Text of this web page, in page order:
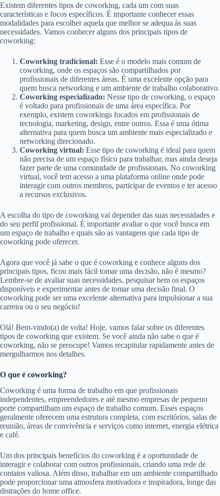
Existem diferentes tipos de coworking, cada um com suas
características e focos específicos. É importante conhecer essas
modalidades para escolher aquela que melhor se adequa às suas
necessidades. Vamos conhecer alguns dos principais tipos de
coworking:
Coworking tradicional: Esse é o modelo mais comum de
coworking, onde os espaços são compartilhados por
profissionais de diferentes áreas. É uma excelente opção para
quem busca networking e um ambiente de trabalho colaborativo.
Coworking especializado: Nesse tipo de coworking, o espaço
é voltado para profissionais de uma área específica. Por
exemplo, existem coworkings focados em profissionais de
tecnologia, marketing, design, entre outros. Essa é uma ótima
alternativa para quem busca um ambiente mais especializado e
networking direcionado.
Coworking virtual: Esse tipo de coworking é ideal para quem
não precisa de um espaço físico para trabalhar, mas ainda deseja
fazer parte de uma comunidade de profissionais. No coworking
virtual, você tem acesso a uma plataforma online onde pode
interagir com outros membros, participar de eventos e ter acesso
a recursos exclusivos.
A escolha do tipo de coworking vai depender das suas necessidades e
do seu perfil profissional. É importante avaliar o que você busca em
um espaço de trabalho e quais são as vantagens que cada tipo de
coworking pode oferecer.
Agora que você já sabe o que é coworking e conhece alguns dos
principais tipos, ficou mais fácil tomar uma decisão, não é mesmo?
Lembre-se de avaliar suas necessidades, pesquisar bem os espaços
disponíveis e experimentar antes de tomar uma decisão final. O
coworking pode ser uma excelente alternativa para impulsionar a sua
carreira ou o seu negócio!
Olá! Bem-vindo(a) de volta! Hoje, vamos falar sobre os diferentes
tipos de coworking que existem. Se você ainda não sabe o que é
coworking, não se preocupe! Vamos recapitular rapidamente antes de
mergulharmos nos detalhes.
O que é coworking?
Coworking é uma forma de trabalho em que profissionais
independentes, empreendedores e até mesmo empresas de pequeno
porte compartilham um espaço de trabalho comum. Esses espaços
geralmente oferecem uma estrutura completa, com escritórios, salas de
reunião, áreas de convivência e serviços como internet, energia elétrica
e café.
Um dos principais benefícios do coworking é a oportunidade de
interagir e colaborar com outros profissionais, criando uma rede de
contatos valiosa. Além disso, trabalhar em um ambiente compartilhado
pode proporcionar uma atmosfera motivadora e inspiradora, longe das
distrações do home office.